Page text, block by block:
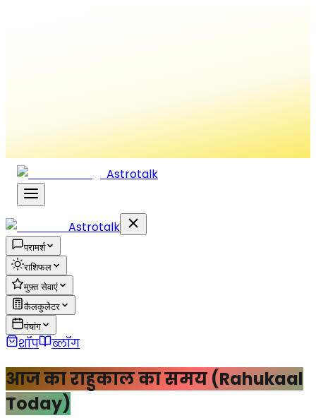
Astrotalk
Astrotalk
परामर्श
राशिफल
मुफ़्त सेवाएं
कैलकुलेटर
पंचांग
शॉप ब्लॉग
आज का राहुकाल का समय (Rahukaal
Today)